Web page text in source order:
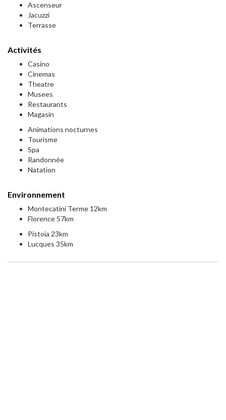
Ascenseur
Jacuzzi
Terrasse
Activités
Casino
Cinemas
Theatre
Musees
Restaurants
Magasin
Animations nocturnes
Tourisme
Spa
Randonnée
Natation
Environnement
Montecatini Terme 12km
Florence 57km
Pistoia 23km
Lucques 35km